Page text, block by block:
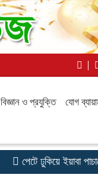
বিজ্ঞান ও প্রযুক্তি যোগ
পেটে ঢুকিয়ে ইয়াবা